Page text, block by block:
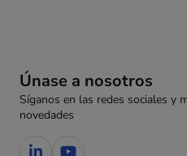
Únase a nosotros
Síganos en las redes sociales y
novedades